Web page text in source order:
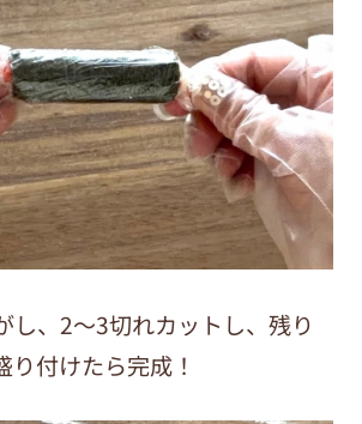
し、2〜3切れカットし、残り
り付けたら完成！